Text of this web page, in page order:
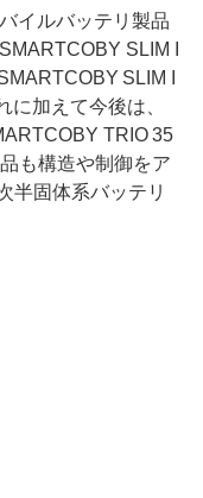
イルバッテリ製品
SLIM I
SLIM I
に加えて今後は、
TRIO 35
も構造や制御をア
半固体系バッテリ